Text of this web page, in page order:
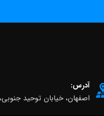
آدرس:
اصفهان، خیابان توحید جنوبی،